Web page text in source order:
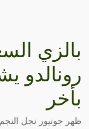
بالزي
رونالدو
بأخر
ظهر جونيور نجل النجم